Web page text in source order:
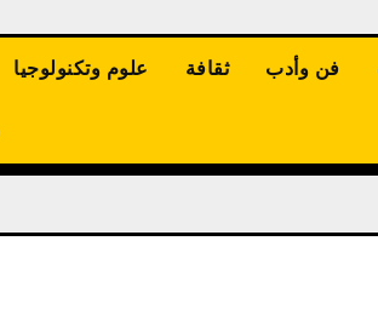
علوم وتكنولوجيا ثقافة فن وأدب